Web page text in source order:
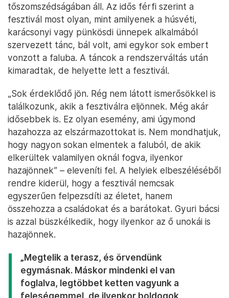
tőszomszédságában áll. Az idős férfi szerint a
fesztivál most olyan, mint amilyenek a húsvéti,
karácsonyi vagy pünkösdi ünnepek alkalmából
szervezett tánc, bál volt, ami egykor sok embert
vonzott a faluba. A táncok a rendszerváltás után
kimaradtak, de helyette lett a fesztivál.
„Sok érdeklődő jön. Rég nem látott ismerősökkel is
találkozunk, akik a fesztiválra eljönnek. Még akár
idősebbek is. Ez olyan esemény, ami úgymond
hazahozza az elszármazottokat is. Nem mondhatjuk,
hogy nagyon sokan elmentek a faluból, de akik
elkerültek valamilyen oknál fogva, ilyenkor
hazajönnek” – eleveníti fel. A helyiek elbeszéléséből
rendre kiderül, hogy a fesztivál nemcsak
egyszerűen felpezsdíti az életet, hanem
összehozza a családokat és a barátokat. Gyuri bácsi
is azzal büszkélkedik, hogy ilyenkor az ő unokái is
hazajönnek.
„Megtelik a terasz, és örvendünk
egymásnak. Máskor mindenki el van
foglalva, legtöbbet ketten vagyunk a
feleségemmel, de ilyenkor boldogok